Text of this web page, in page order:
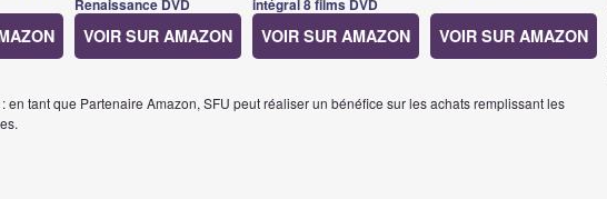
Renaissance DVD
VOIR SUR AMAZON
intégral 8 films DVD
VOIR SUR AMAZON VOIR SUR AMAZON
en tant que Partenaire Amazon, SFU peut réaliser un bénéfice sur les achats remplissant les